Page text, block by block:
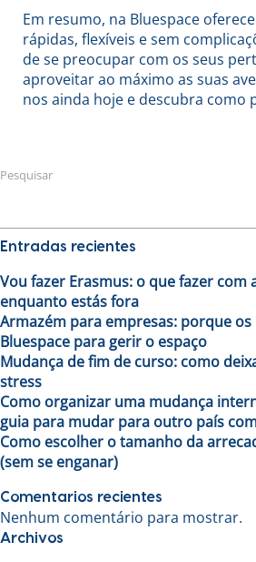
Em resumo, na Bluespace
rápidas, flexíveis e sem
de se preocupar com os seus
aproveitar ao máximo as suas
nos ainda hoje e descubra como
Pesquisar
Entradas recientes
Vou fazer Erasmus: o que fazer com
enquanto estás fora
Armazém para empresas: porque
Bluespace para gerir o espaço
Mudança de fim de curso: como
stress
Como organizar uma mudança
guia para mudar para outro país
Como escolher o tamanho da
(sem se enganar)
Comentarios recientes
Nenhum comentário para mostrar.
Archivos